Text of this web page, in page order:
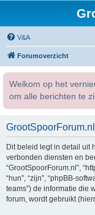
V&A
Forumoverzicht
Welkom op het
om alle berichten te
Dit beleid legt in detail uit
verbonden diensten en
“GrootSpoorForum.nl”,
“hun”, “zijn”, “phpBB-
teams”) de informatie die
forum, wordt gebruikt